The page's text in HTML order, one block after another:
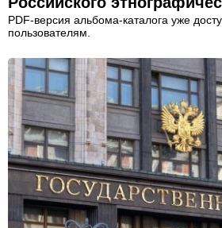
PDF-версия альбома-каталога уже
пользователям.